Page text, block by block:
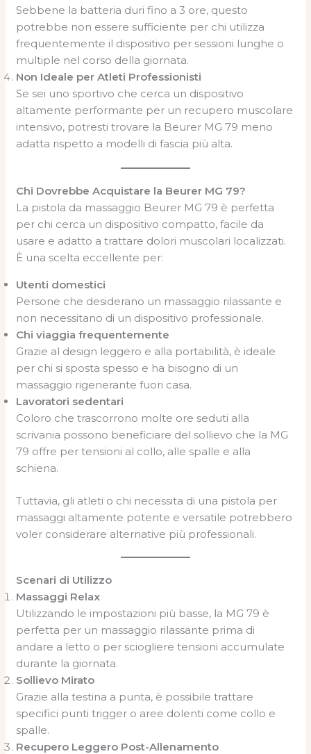
Sebbene la batteria duri fino a 3 ore, questo
potrebbe non essere sufficiente per chi utilizza
frequentemente il dispositivo per sessioni lunghe o
multiple nel corso della giornata.
Non Ideale per Atleti Professionisti
Se sei uno sportivo che cerca un dispositivo
altamente performante per un recupero muscolare
intensivo, potresti trovare la Beurer MG 79 meno
adatta rispetto a modelli di fascia più alta.
Chi Dovrebbe Acquistare la Beurer MG 79?
La pistola da massaggio Beurer MG 79 è perfetta
per chi cerca un dispositivo compatto, facile da
usare e adatto a trattare dolori muscolari localizzati.
È una scelta eccellente per:
Utenti domestici
Persone che desiderano un massaggio rilassante e
non necessitano di un dispositivo professionale.
Chi viaggia frequentemente
Grazie al design leggero e alla portabilità, è ideale
per chi si sposta spesso e ha bisogno di un
massaggio rigenerante fuori casa.
Lavoratori sedentari
Coloro che trascorrono molte ore seduti alla
scrivania possono beneficiare del sollievo che la MG
79 offre per tensioni al collo, alle spalle e alla
schiena.
Tuttavia, gli atleti o chi necessita di una pistola per
massaggi altamente potente e versatile potrebbero
voler considerare alternative più professionali.
Scenari di Utilizzo
Massaggi Relax
Utilizzando le impostazioni più basse, la MG 79 è
perfetta per un massaggio rilassante prima di
andare a letto o per sciogliere tensioni accumulate
durante la giornata.
Sollievo Mirato
Grazie alla testina a punta, è possibile trattare
specifici punti trigger o aree dolenti come collo e
spalle.
Recupero Leggero Post-Allenamento